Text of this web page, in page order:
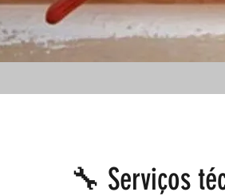
🔧 Serviços